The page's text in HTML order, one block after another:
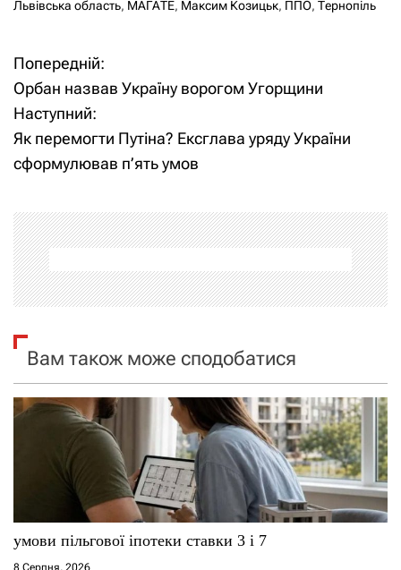
Львівська область, МАГАТЕ, Максим Козицьк, ППО, Тернопіль
Н
а
в
г
а
ц
і
я
з
и
Попередній:
Орбан назвав Україну ворогом Угорщини
Наступний:
Як перемогти Путіна? Ексглава уряду України
сформулював п’ять умов
Вам також може сподобатися
умови пільгової іпотеки ставки 3 і 7
8 Серпня, 2026